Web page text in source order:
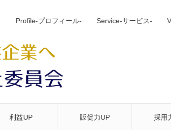
利益UP 販促力UP 採用
Profile-プロフィール- Service-サービス-